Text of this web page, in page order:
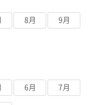
8月 9月
6月 7月